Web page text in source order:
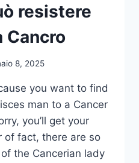
resistere
Cancro
8, 2025
you want to find
man to a Cancer
you’ll get your
of fact, there are so
the Cancerian lady